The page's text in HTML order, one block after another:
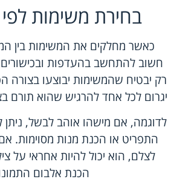
בחירת משימות
כאשר מחלקים את המשימות בין
חשוב להתחשב בהעדפות
רק יבטיח שהמשימות יבוצעו בצורה
יגרום לכל אחד להרגיש שהוא תורם
לדוגמה, אם מישהו אוהב לבשל, ניתן
התפריט או הכנת מנות מסוימות.
לצלם, הוא יכול להיות אחראי על
הכנת אלבום